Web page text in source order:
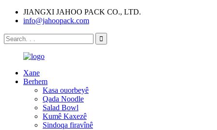
JIANGXI JAHOO PACK CO., LTD.
info@jahoopack.com
Xane
Berhem
Kasa ouorbeyê
Qada Noodle
Salad Bowl
Kumê Kaxezê
Sindoqa firavînê